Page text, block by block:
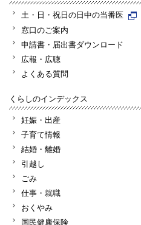
土・日・祝日の日中の当番医
窓口のご案内
申請書・届出書ダウンロード
広報・広聴
よくある質問
くらしのインデックス
妊娠・出産
子育て情報
結婚・離婚
引越し
ごみ
仕事・就職
おくやみ
国民健康保険